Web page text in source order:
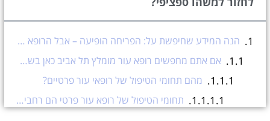
הנה המידע שחיפשת על: הפריחה הופיעה – אבל הרופא זמין רק בעוד שבועיים? זה מה שכדאי לעשות עכשיו
אם אתם מחפשים רופא עור מומלץ תל אביב כאן בשבילכם
מהם תחומי הטיפול של רופאי עור פרטיים?
תחומי הטיפול של רופא עור פרטי הם רחבים וכוללים מענה למגוון בעיות: